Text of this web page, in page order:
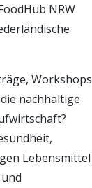
NRW
Workshops
nachhaltige
Lebensmittel